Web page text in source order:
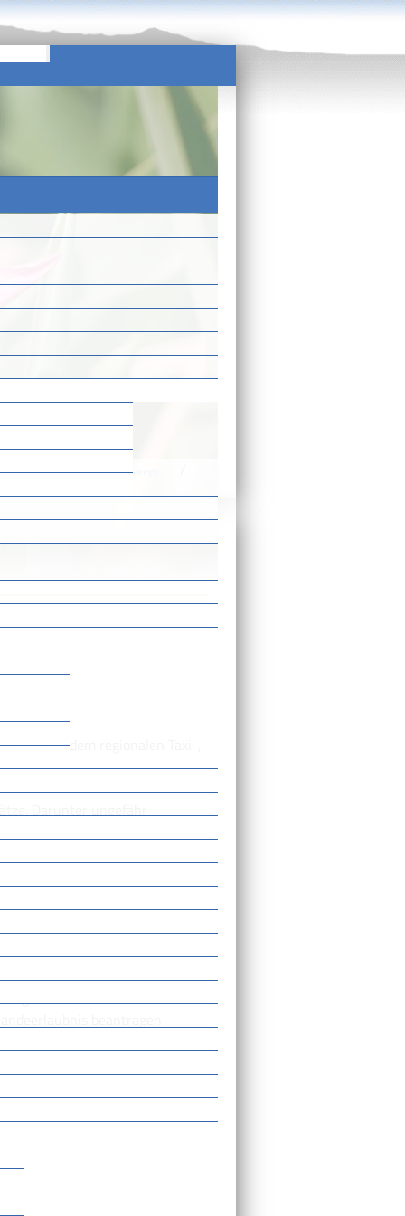
/Verkehr und Verkehrswege
dem regionalen Taxi-,
Darunter ungefähr
Kinderluftballons erhalten,
beachten müssen und
beantragen